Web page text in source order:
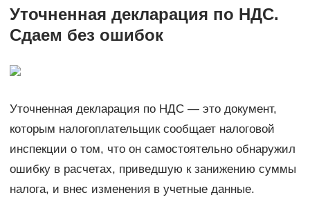
Уточненная декларация по НДС.
Сдаем без ошибок
Уточненная декларация по НДС — это документ,
которым налогоплательщик сообщает налоговой
инспекции о том, что он самостоятельно обнаружил
ошибку в расчетах, приведшую к занижению суммы
налога, и внес изменения в учетные данные.